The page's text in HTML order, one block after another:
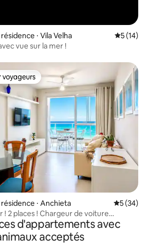
⋅ Vila Velha
5 (14)
vue sur la mer !
les plus appréciés
⋅ Anchieta
5 (34)
! 2 places ! Chargeur de voiture
d'appartements avec
acceptés